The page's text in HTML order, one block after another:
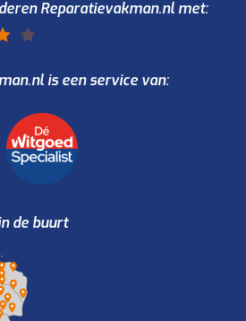
Reparatievakman.nl met:
is een service van:
de buurt